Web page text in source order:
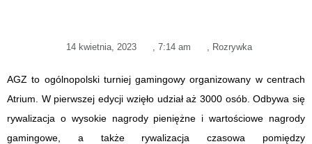
14 kwietnia, 2023 , 7:14 am , Rozrywka
AGZ to ogólnopolski turniej gamingowy organizowany w centrach
Atrium. W pierwszej edycji wzięło udział aż 3000 osób. Odbywa się
rywalizacja o wysokie nagrody pieniężne i wartościowe nagrody
gamingowe, a także rywalizacja czasowa pomiędzy